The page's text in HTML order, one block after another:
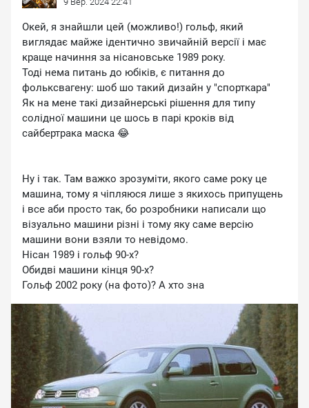
Окей, я знайшли цей (можливо!) гольф, який
виглядає майже ідентично звичайній версії і має
краще начиння за нісановське 1989 року.
Тоді нема питань до юбіків, є питання до
фольксвагену: шоб шо такий дизайн у "спорткара"
Як на мене такі дизайнерські рішення для типу
солідної машини це шось в парі кроків від
сайбертрака маска 😂
Ну і так. Там важко зрозуміти, якого саме року це
машина, тому я чіпляюся лише з якихось припущень
і все аби просто так, бо розробники написали що
візуально машини різні і тому яку саме версію
машини вони взяли то невідомо.
Нісан 1989 і гольф 90-х?
Обидві машини кінця 90-х?
Гольф 2002 року (на фото)? А хто зна